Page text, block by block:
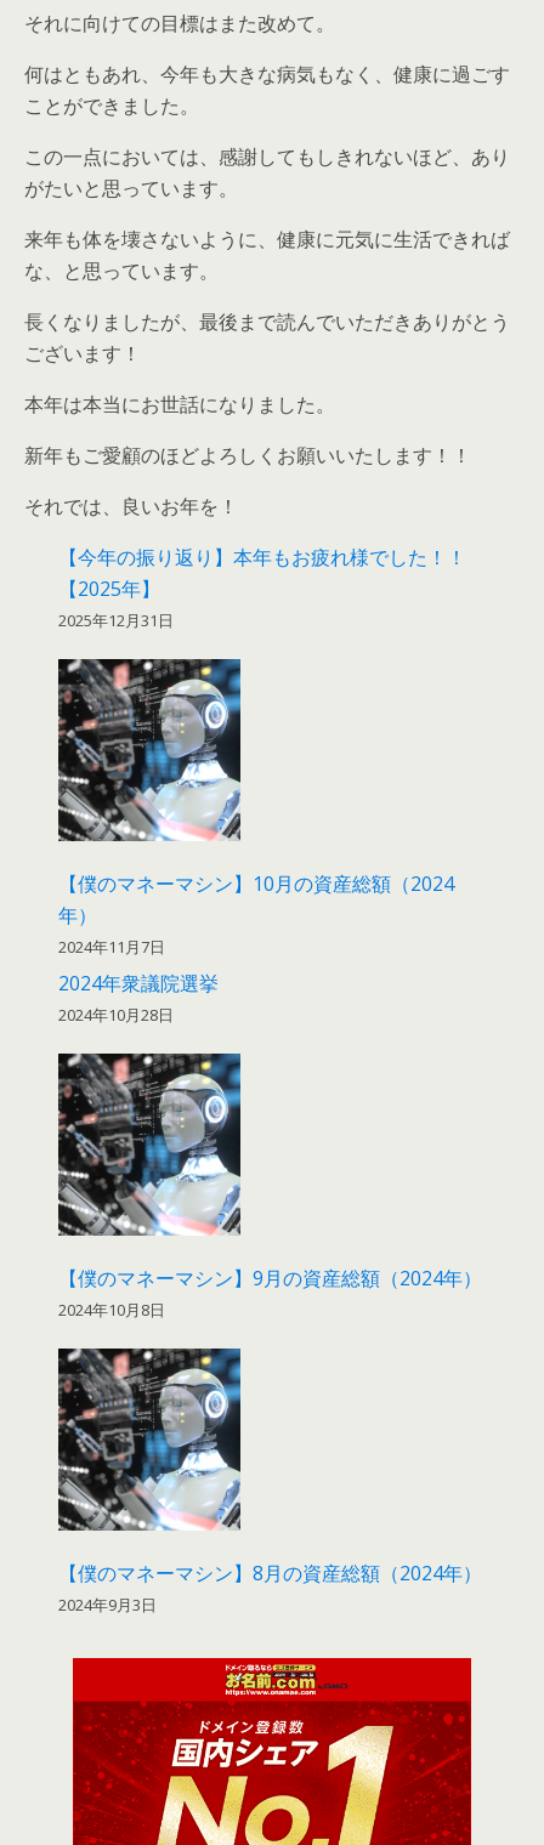
それに向けての目標はまた改めて。
何はともあれ、今年も大きな病気もなく、健康に過ごす
ことができました。
この一点においては、感謝してもしきれないほど、あり
がたいと思っています。
来年も体を壊さないように、健康に元気に生活できれば
な、と思っています。
長くなりましたが、最後まで読んでいただきありがとう
ございます！
本年は本当にお世話になりました。
新年もご愛顧のほどよろしくお願いいたします！！
それでは、良いお年を！
【今年の振り返り】本年もお疲れ様でした！！
【2025年】
2025年12月31日
【僕のマネーマシン】10月の資産総額（2024
年）
2024年11月7日
2024年衆議院選挙
2024年10月28日
【僕のマネーマシン】9月の資産総額（2024年）
2024年10月8日
【僕のマネーマシン】8月の資産総額（2024年）
2024年9月3日